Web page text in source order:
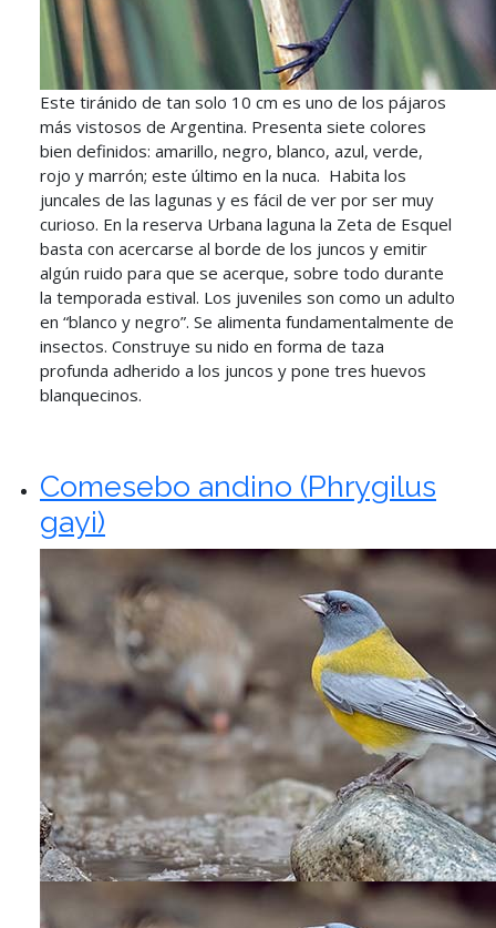
Este tiránido de tan solo 10 cm es uno de los pájaros
más vistosos de Argentina. Presenta siete colores
bien definidos: amarillo, negro, blanco, azul, verde,
rojo y marrón; este último en la nuca. Habita los
juncales de las lagunas y es fácil de ver por ser muy
curioso. En la reserva Urbana laguna la Zeta de Esquel
basta con acercarse al borde de los juncos y emitir
algún ruido para que se acerque, sobre todo durante
la temporada estival. Los juveniles son como un adulto
en “blanco y negro”. Se alimenta fundamentalmente de
insectos. Construye su nido en forma de taza
profunda adherido a los juncos y pone tres huevos
blanquecinos.
Comesebo andino (Phrygilus
gayi)